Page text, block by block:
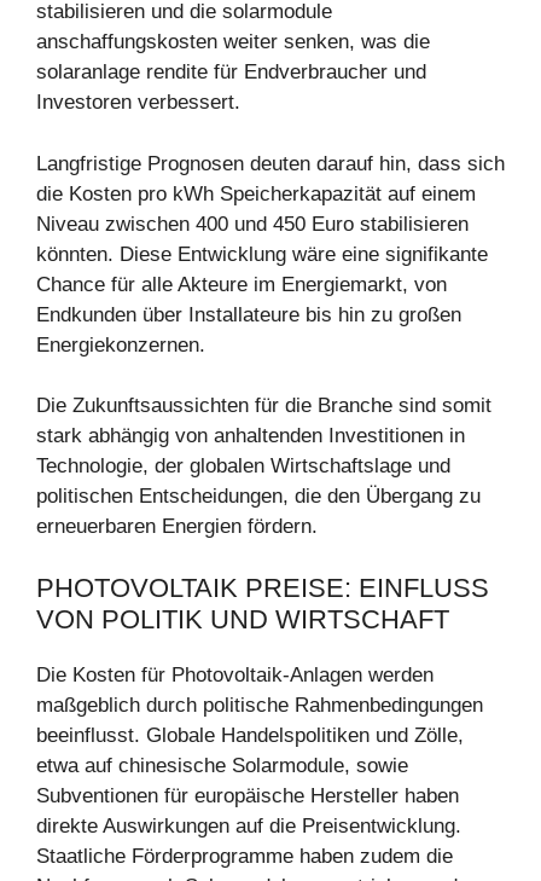
stabilisieren und die solarmodule
anschaffungskosten weiter senken, was die
solaranlage rendite für Endverbraucher und
Investoren verbessert.
Langfristige Prognosen deuten darauf hin, dass sich
die Kosten pro kWh Speicherkapazität auf einem
Niveau zwischen 400 und 450 Euro stabilisieren
könnten. Diese Entwicklung wäre eine signifikante
Chance für alle Akteure im Energiemarkt, von
Endkunden über Installateure bis hin zu großen
Energiekonzernen.
Die Zukunftsaussichten für die Branche sind somit
stark abhängig von anhaltenden Investitionen in
Technologie, der globalen Wirtschaftslage und
politischen Entscheidungen, die den Übergang zu
erneuerbaren Energien fördern.
PHOTOVOLTAIK PREISE: EINFLUSS
VON POLITIK UND WIRTSCHAFT
Die Kosten für Photovoltaik-Anlagen werden
maßgeblich durch politische Rahmenbedingungen
beeinflusst. Globale Handelspolitiken und Zölle,
etwa auf chinesische Solarmodule, sowie
Subventionen für europäische Hersteller haben
direkte Auswirkungen auf die Preisentwicklung.
Staatliche Förderprogramme haben zudem die